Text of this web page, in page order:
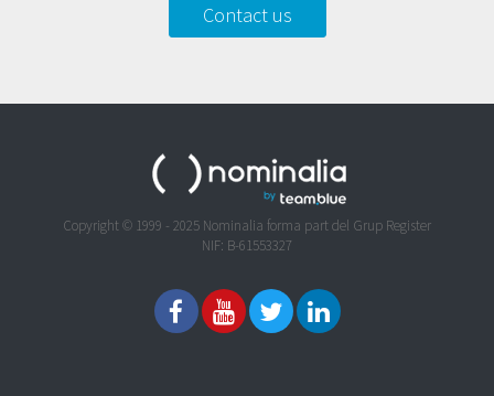
Contact us
Copyright © 1999 - 2025 Nominalia forma part del Grup Register
NIF: B-61553327